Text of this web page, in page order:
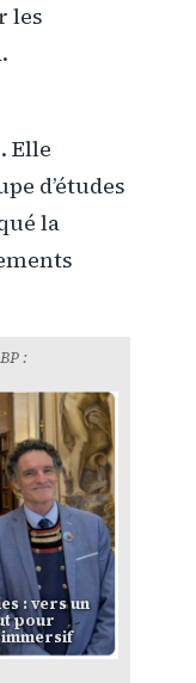
les
Elle
d’études
la
:
: vers un
pour
immersif